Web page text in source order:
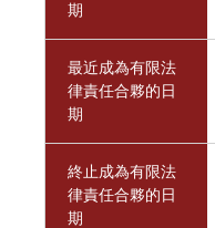
期
最近成為有限法
律責任合夥的日
期
終止成為有限法
律責任合夥的日
期